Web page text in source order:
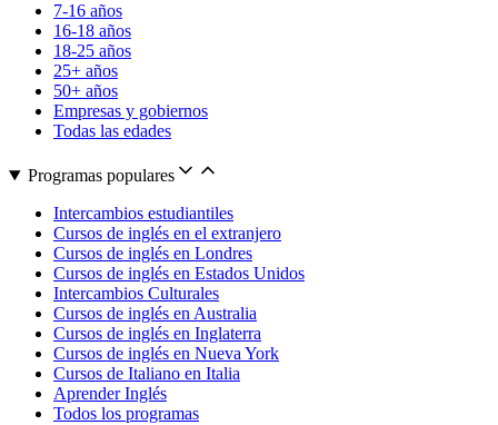
7-16 años
16-18 años
18-25 años
25+ años
50+ años
Empresas y gobiernos
Todas las edades
Programas populares
Intercambios estudiantiles
Cursos de inglés en el extranjero
Cursos de inglés en Londres
Cursos de inglés en Estados Unidos
Intercambios Culturales
Cursos de inglés en Australia
Cursos de inglés en Inglaterra
Cursos de inglés en Nueva York
Cursos de Italiano en Italia
Aprender Inglés
Todos los programas